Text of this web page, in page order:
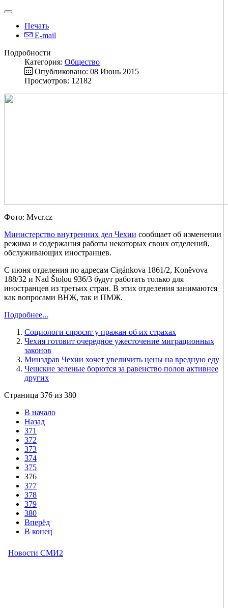
Печать
E-mail
Подробности
Категория: Общество
Опубликовано: 08 Июнь 2015
Просмотров: 12182
Фото: Mvcr.cz
Министерство внутренних дел Чехии сообщает об изменении
режима и содержания работы некоторых своих отделений,
обслуживающих иностранцев.
С июня отделения по адресам Cigánkova 1861/2, Koněvova
188/32 и Nad Štolou 936/3 будут работать только для
иностранцев из третьих стран. В этих отделения занимаются
как вопросами ВНЖ, так и ПМЖ.
Подробнее...
Социологи спросят у пражан об их страхах
Чехия готовит очередное ужесточение миграционных
законов
Минздрав Чехии хочет увеличить цены на вредную еду
Чешские зеленые борются за равенство полов активнее
других
Страница 376 из 380
В начало
Назад
371
372
373
374
375
376
377
378
379
380
Вперёд
В конец